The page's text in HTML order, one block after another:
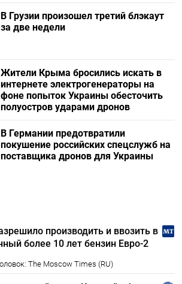
В Грузии произошел третий блэкаут
за две недели
Жители Крыма бросились искать в
интернете электрогенераторы на
фоне попыток Украины обесточить
полуостров ударами дронов
В Германии предотвратили
покушение российских спецслужб на
поставщика дронов для Украины